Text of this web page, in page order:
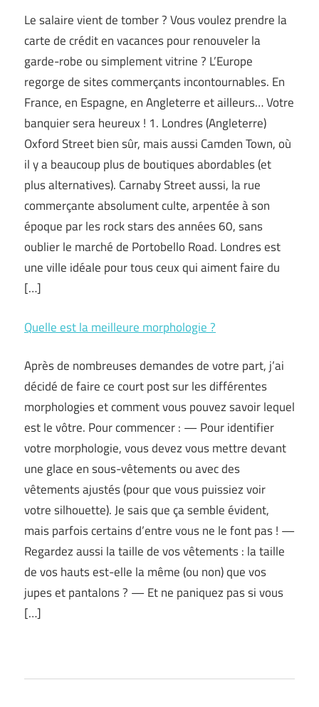
Le salaire vient de tomber ? Vous voulez prendre la
carte de crédit en vacances pour renouveler la
garde-robe ou simplement vitrine ? L’Europe
regorge de sites commerçants incontournables. En
France, en Espagne, en Angleterre et ailleurs… Votre
banquier sera heureux ! 1. Londres (Angleterre)
Oxford Street bien sûr, mais aussi Camden Town, où
il y a beaucoup plus de boutiques abordables (et
plus alternatives). Carnaby Street aussi, la rue
commerçante absolument culte, arpentée à son
époque par les rock stars des années 60, sans
oublier le marché de Portobello Road. Londres est
une ville idéale pour tous ceux qui aiment faire du
[…]
Quelle est la meilleure morphologie ?
Après de nombreuses demandes de votre part, j’ai
décidé de faire ce court post sur les différentes
morphologies et comment vous pouvez savoir lequel
est le vôtre. Pour commencer : — Pour identifier
votre morphologie, vous devez vous mettre devant
une glace en sous-vêtements ou avec des
vêtements ajustés (pour que vous puissiez voir
votre silhouette). Je sais que ça semble évident,
mais parfois certains d’entre vous ne le font pas ! —
Regardez aussi la taille de vos vêtements : la taille
de vos hauts est-elle la même (ou non) que vos
jupes et pantalons ? — Et ne paniquez pas si vous
[…]